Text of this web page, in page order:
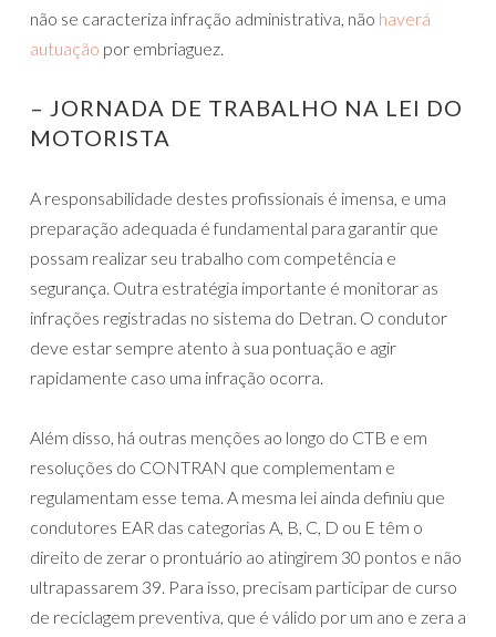
não se caracteriza infração administrativa, não haverá
autuação por embriaguez.
– JORNADA DE TRABALHO NA LEI DO
MOTORISTA
A responsabilidade destes profissionais é imensa, e uma
preparação adequada é fundamental para⁤ garantir que
possam realizar seu trabalho com competência e
⁣segurança. Outra estratégia importante é monitorar as
infrações registradas no sistema do Detran. O condutor
deve estar sempre atento à sua pontuação e agir
rapidamente caso uma infração ocorra.
Além disso, há outras menções ao longo do CTB e em
resoluções do CONTRAN que complementam e
regulamentam esse tema. A mesma lei ainda definiu que
condutores EAR das categorias A, B, C, D ou E têm o
direito de zerar o prontuário ao atingirem 30 pontos e não
ultrapassarem 39. Para isso, precisam participar de curso
de reciclagem preventiva, que é válido por um ano e zera a